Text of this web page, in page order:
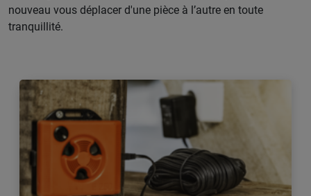
nouveau vous déplacer d'une pièce à l’autre en toute
tranquillité.